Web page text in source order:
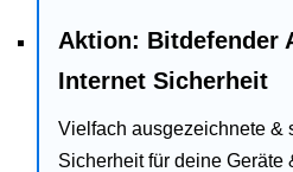
Aktion: Bitdefender
Internet Sicherheit
Vielfach ausgezeichnete &
Sicherheit für deine Geräte